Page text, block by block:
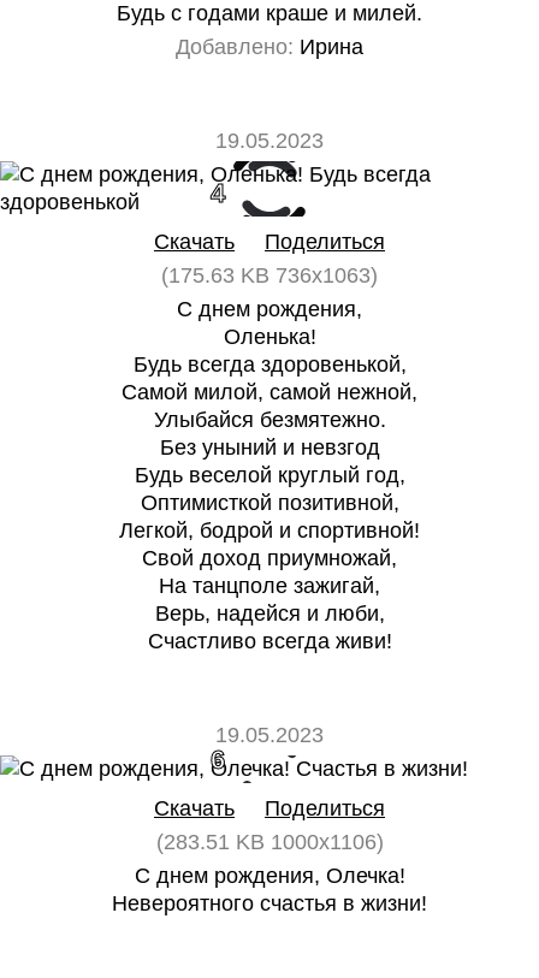
Будь с годами краше и милей.
Добавлено: Ирина
19.05.2023
4 0
Скачать
Поделиться
(175.63 KB 736x1063)
С днем рождения,
Оленька!
Будь всегда здоровенькой,
Самой милой, самой нежной,
Улыбайся безмятежно.
Без уныний и невзгод
Будь веселой круглый год,
Оптимисткой позитивной,
Легкой, бодрой и спортивной!
Свой доход приумножай,
На танцполе зажигай,
Верь, надейся и люби,
Счастливо всегда живи!
19.05.2023
6 0
Скачать
Поделиться
(283.51 KB 1000x1106)
С днем рождения, Олечка!
Невероятного счастья в жизни!